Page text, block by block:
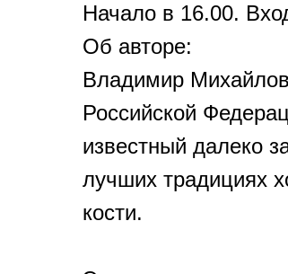
Начало в 16.00.
Об авторе:
Владимир
Российской
известный далеко
лучших традициях
кости.